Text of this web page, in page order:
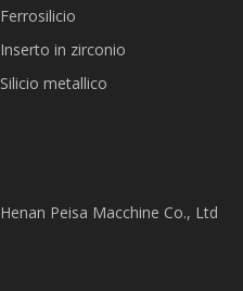
Ferrosilicio
Inserto in zirconio
Silicio metallico
Henan Peisa Macchine Co., Ltd